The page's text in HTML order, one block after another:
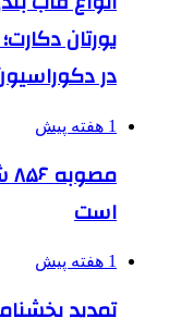
یورتان
در
1 هفته پیش
است
1 هفته پیش
تمدید